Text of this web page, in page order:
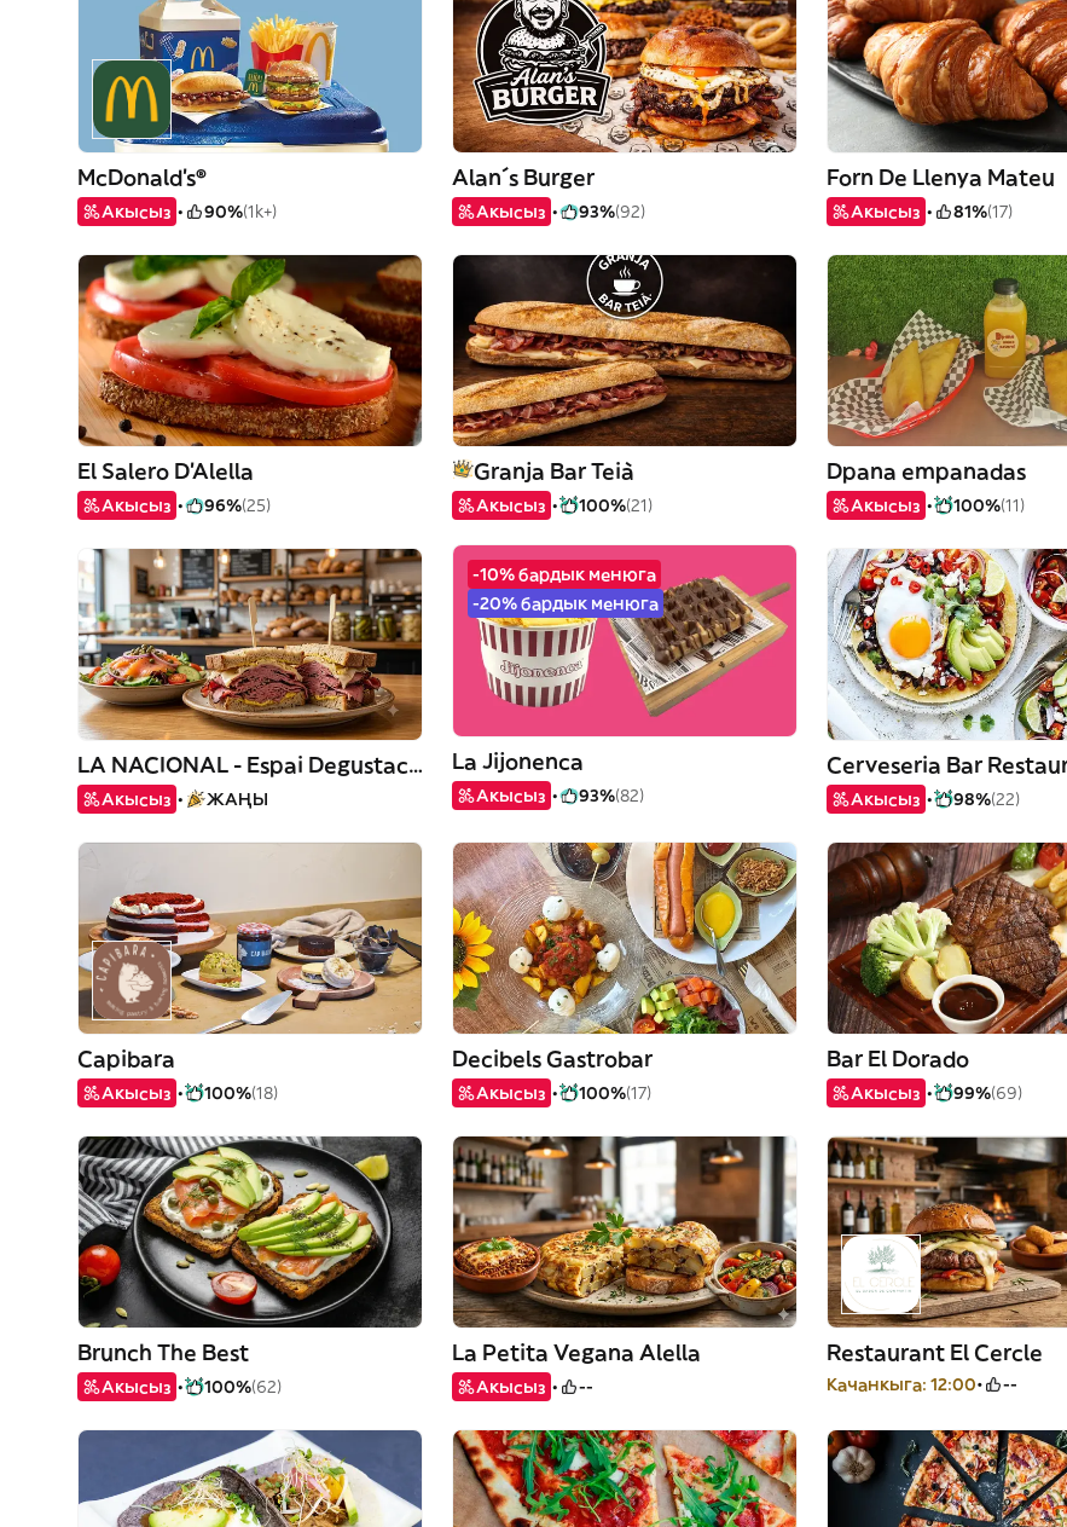
McDonald's®
Акысыз 90%(1k+)
Alan´s Burger
Акысыз 93%(92)
Forn De Llenya Mateu
Акысыз 81%(17)
El Salero D'Alella
Акысыз 96%(25)
Granja Bar Teià
Акысыз 100%(21)
Dpana empanadas
Акысыз 100%(11)
LA NACIONAL - Espai Degustació
Акысыз ЖАҢЫ
-10% бардык менюга
-20% бардык менюга
La Jijonenca
Акысыз 93%(82) Акысыз 98%(22)
Capibara
Акысыз 100%(18)
Decibels Gastrobar
Акысыз 100%(17)
Bar El Dorado
Акысыз 99%(69)
Brunch The Best
Акысыз 100%(62)
La Petita Vegana Alella
Акысыз --
Restaurant El Cercle
Качанкыга: 12:00 --